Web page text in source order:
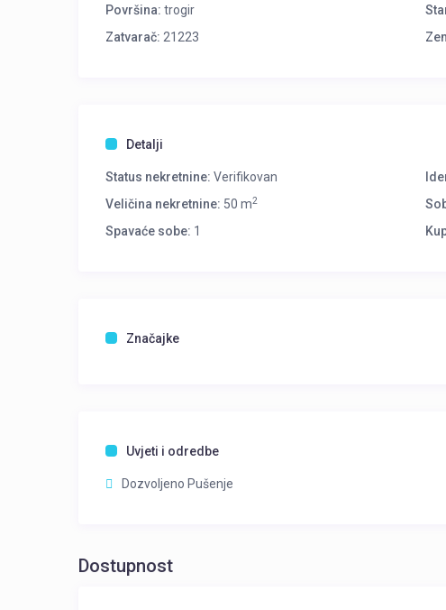
Površina: trogir
Zatvarač: 21223
Detalji
Status nekretnine: Verifikovan
Veličina nekretnine: 50 m2
Spavaće sobe: 1
Značajke
Uvjeti i odredbe
Dozvoljeno Pušenje
Dostupnost